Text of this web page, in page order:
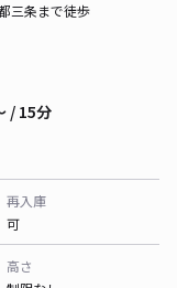
三条まで徒歩
/ 15分
再入庫
可
高さ